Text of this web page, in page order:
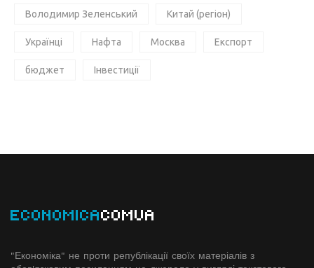
Володимир Зеленський Китай (регіон)
Українці Нафта Москва Експорт
бюджет Інвестиції
ECONOMICACOMUA
"Економіка" не проти републікації своїх матеріалів з